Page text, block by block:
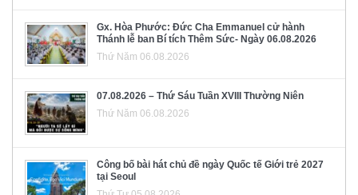
Gx. Hòa Phước: Đức Cha Emmanuel cử hành
Thánh lễ ban Bí tích Thêm Sức- Ngày 06.08.2026
Thứ Năm 06.08.2026
07.08.2026 – Thứ Sáu Tuần XVIII Thường Niên
Thứ Năm 06.08.2026
Công bố bài hát chủ đề ngày Quốc tế Giới trẻ 2027
tại Seoul